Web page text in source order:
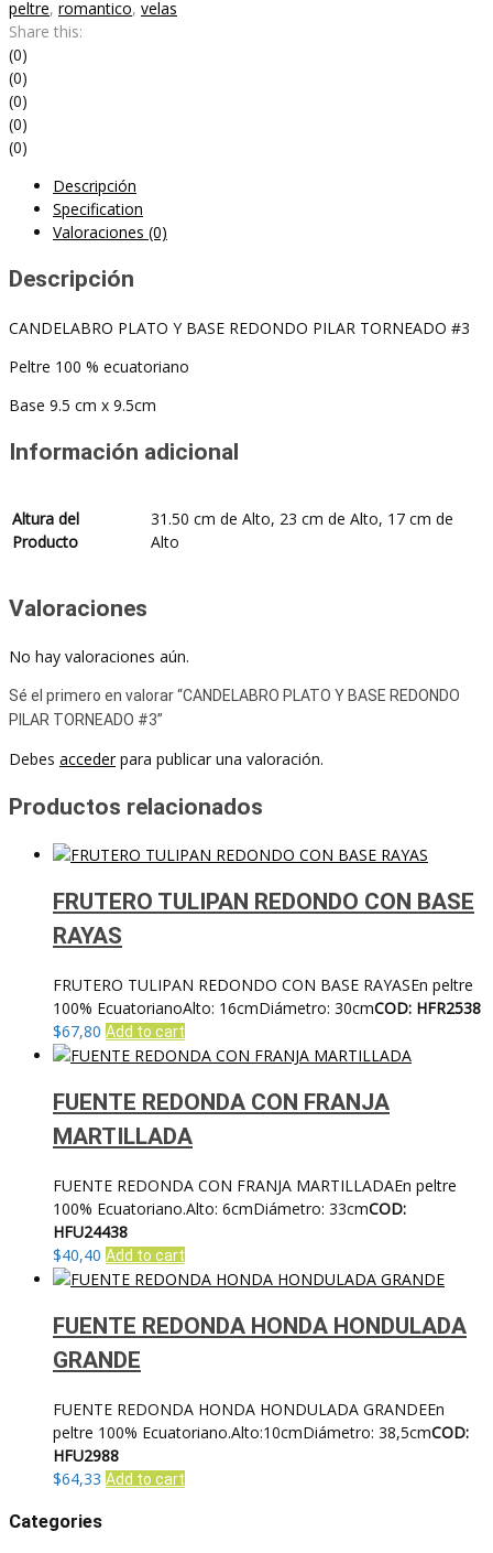
BASE
REDONDO
PILAR
TORNEADO
#3
cantidad
peltre, romantico, velas
Share this:
(0)
(0)
(0)
(0)
(0)
Descripción
Specification
Valoraciones (0)
Descripción
CANDELABRO PLATO Y BASE REDONDO PILAR TORNEADO #3
Peltre 100 % ecuatoriano
Base 9.5 cm x 9.5cm
Información adicional
Altura del
Producto
31.50 cm de Alto, 23 cm de Alto, 17 cm de
Alto
Valoraciones
No hay valoraciones aún.
Sé el primero en valorar “CANDELABRO PLATO Y BASE REDONDO
PILAR TORNEADO #3”
Debes accederpara publicar una valoración.
Productos relacionados
FRUTERO TULIPAN REDONDO CON BASE
RAYAS
FRUTERO TULIPAN REDONDO CON BASE RAYASEn peltre
100% EcuatorianoAlto: 16cmDiámetro: 30cmCOD: HFR2538
$67,80 Add to cart
FUENTE REDONDA CON FRANJA
MARTILLADA
FUENTE REDONDA CON FRANJA MARTILLADAEn peltre
100% Ecuatoriano.Alto: 6cmDiámetro: 33cmCOD:
HFU24438
$40,40 Add to cart
FUENTE REDONDA HONDA HONDULADA
GRANDE
FUENTE REDONDA HONDA HONDULADA GRANDEEn
peltre 100% Ecuatoriano.Alto:10cmDiámetro: 38,5cmCOD:
HFU2988
$64,33 Add to cart
Categories